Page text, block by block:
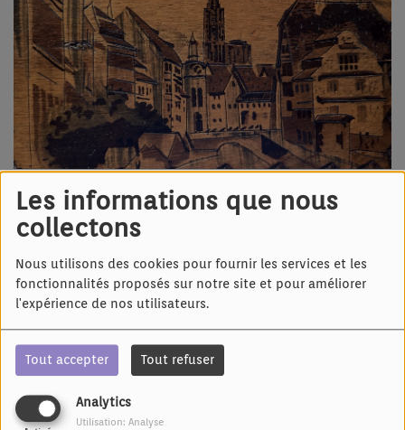
Les informations que nous
collectons
Nous utilisons des cookies pour fournir les services et les
fonctionnalités proposés sur notre site et pour améliorer
l'expérience de nos utilisateurs.
Tout accepter Tout refuser
Analytics
Utilisation: Analyse
01 DÉCEMBRE 2024 - 2363 VUES
Écouter le podcast
Chansons en langues régionales
S'Programme vom Sunndi Morje:
Liewer Brueder, Isabelle Grussenmeyer
Oh wenn de sing'ch, Roger Siffer
Elsass Land, Armand Geber
Anna Maria, Bernard Biechel